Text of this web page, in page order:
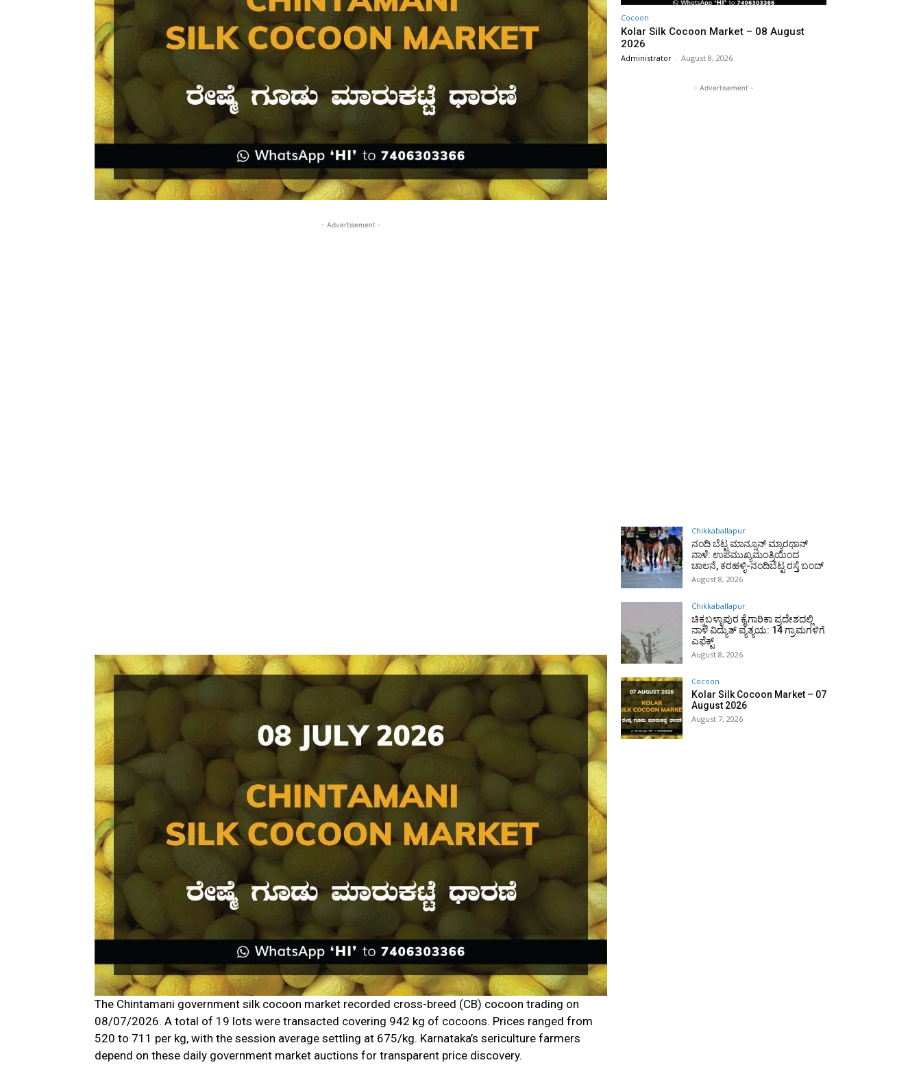
- Advertisement -
The Chintamani government silk cocoon market recorded cross-breed (CB) cocoon trading on
08/07/2026. A total of 19 lots were transacted covering 942 kg of cocoons. Prices ranged from
₹520 to ₹711 per kg, with the session average settling at ₹675/kg. Karnataka’s sericulture farmers
depend on these daily government market auctions for transparent price discovery.
Cocoon
Kolar Silk Cocoon Market – 08 August
2026
Administrator - August 8, 2026
- Advertisement -
Chikkaballapur
ನಂದಿ ಬೆಟ್ಟ ಮಾನ್ಸೂನ್ ಮ್ಯಾರಥಾನ್
ನಾಳೆ: ಉಪಮುಖ್ಯಮಂತ್ರಿಯಿಂದ
ಚಾಲನೆ, ಕರಹಳ್ಳಿ-ನಂದಿಬೆಟ್ಟ ರಸ್ತೆ ಬಂದ್
August 8, 2026
Chikkaballapur
ಚಿಕ್ಕಬಳ್ಳಾಪುರ ಕೈಗಾರಿಕಾ ಪ್ರದೇಶದಲ್ಲಿ
ನಾಳೆ ವಿದ್ಯುತ್ ವ್ಯತ್ಯಯ: 14 ಗ್ರಾಮಗಳಿಗೆ
ಎಫೆಕ್ಟ್
August 8, 2026
Cocoon
Kolar Silk Cocoon Market – 07
August 2026
August 7, 2026